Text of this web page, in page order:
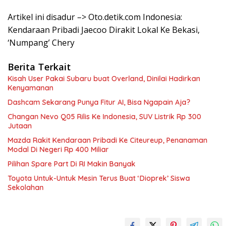
Artikel ini disadur –> Oto.detik.com Indonesia:
Kendaraan Pribadi Jaecoo Dirakit Lokal Ke Bekasi,
‘Numpang’ Chery
Berita Terkait
Kisah User Pakai Subaru buat Overland, Dinilai Hadirkan
Kenyamanan
Dashcam Sekarang Punya Fitur AI, Bisa Ngapain Aja?
Changan Nevo Q05 Rilis Ke Indonesia, SUV Listrik Rp 300
Jutaan
Mazda Rakit Kendaraan Pribadi Ke Citeureup, Penanaman
Modal Di Negeri Rp 400 Miliar
Pilihan Spare Part Di RI Makin Banyak
Toyota Untuk-Untuk Mesin Terus Buat ‘Dioprek’ Siswa
Sekolahan